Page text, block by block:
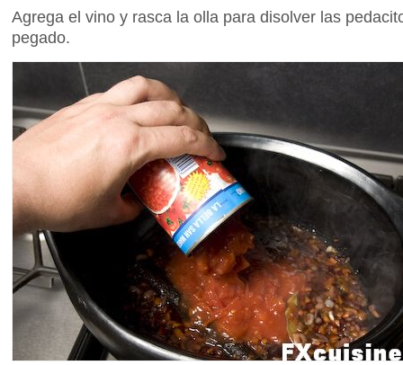
Agrega el vino y rasca la olla para disolver las
pegado.